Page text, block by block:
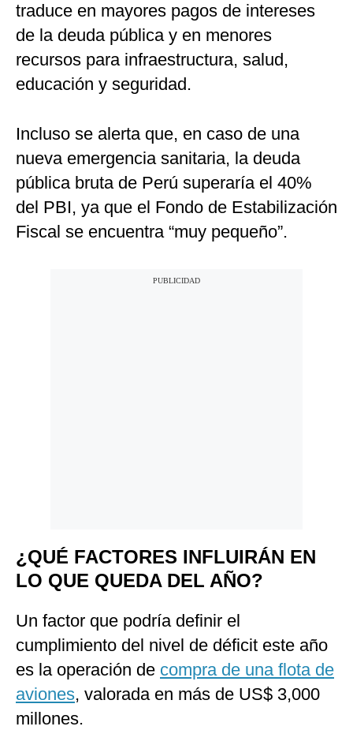
traduce en mayores pagos de intereses
de la deuda pública y en menores
recursos para infraestructura, salud,
educación y seguridad.
Incluso se alerta que, en caso de una
nueva emergencia sanitaria, la deuda
pública bruta de Perú superaría el 40%
del PBI, ya que el Fondo de Estabilización
Fiscal se encuentra “muy pequeño”.
¿QUÉ FACTORES INFLUIRÁN EN
LO QUE QUEDA DEL AÑO?
Un factor que podría definir el
cumplimiento del nivel de déficit este año
es la operación de compra de una flota de
aviones, valorada en más de US$ 3,000
millones.